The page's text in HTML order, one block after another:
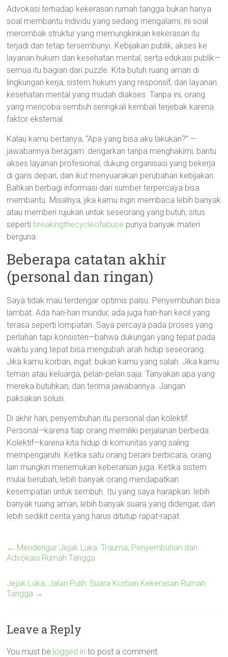
Advokasi terhadap kekerasan rumah tangga bukan hanya
soal membantu individu yang sedang mengalami; ini soal
merombak struktur yang memungkinkan kekerasan itu
terjadi dan tetap tersembunyi. Kebijakan publik, akses ke
layanan hukum dan kesehatan mental, serta edukasi publik—
semua itu bagian dari puzzle. Kita butuh ruang aman di
lingkungan kerja, sistem hukum yang responsif, dan layanan
kesehatan mental yang mudah diakses. Tanpa ini, orang
yang mencoba sembuh seringkali kembali terjebak karena
faktor eksternal.
Kalau kamu bertanya, “Apa yang bisa aku lakukan?” —
jawabannya beragam: dengarkan tanpa menghakimi, bantu
akses layanan profesional, dukung organisasi yang bekerja
di garis depan, dan ikut menyuarakan perubahan kebijakan.
Bahkan berbagi informasi dari sumber terpercaya bisa
membantu. Misalnya, jika kamu ingin membaca lebih banyak
atau memberi rujukan untuk seseorang yang butuh, situs
seperti breakingthecycleofabuse punya banyak materi
berguna.
Beberapa catatan akhir
(personal dan ringan)
Saya tidak mau terdengar optimis palsu. Penyembuhan bisa
lambat. Ada hari-hari mundur, ada juga hari-hari kecil yang
terasa seperti lompatan. Saya percaya pada proses yang
perlahan tapi konsisten—bahwa dukungan yang tepat pada
waktu yang tepat bisa mengubah arah hidup seseorang.
Jika kamu korban, ingat: bukan kamu yang salah. Jika kamu
teman atau keluarga, pelan-pelan saja. Tanyakan apa yang
mereka butuhkan, dan terima jawabannya. Jangan
paksakan solusi.
Di akhir hari, penyembuhan itu personal dan kolektif.
Personal—karena tiap orang memiliki perjalanan berbeda.
Kolektif—karena kita hidup di komunitas yang saling
mempengaruhi. Ketika satu orang berani berbicara, orang
lain mungkin menemukan keberanian juga. Ketika sistem
mulai berubah, lebih banyak orang mendapatkan
kesempatan untuk sembuh. Itu yang saya harapkan: lebih
banyak ruang aman, lebih banyak suara yang didengar, dan
lebih sedikit cerita yang harus ditutup rapat-rapat.
← Mendengar Jejak Luka: Trauma, Penyembuhan dan
Advokasi Rumah Tangga
Jejak Luka, Jalan Pulih: Suara Korban Kekerasan Rumah
Tangga →
Leave a Reply
You must be logged in to post a comment.